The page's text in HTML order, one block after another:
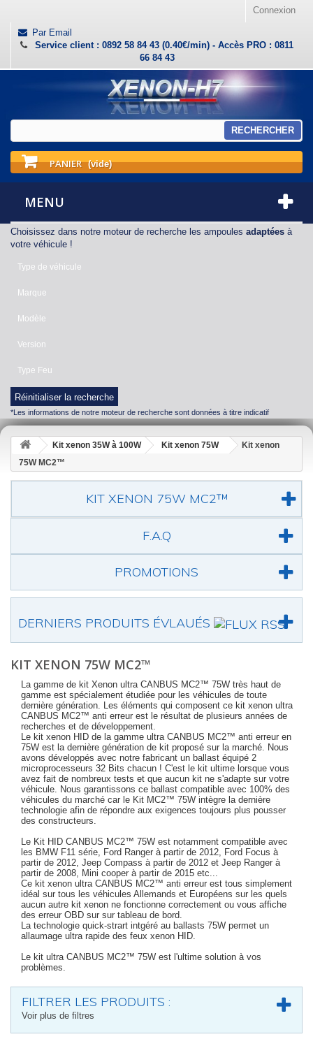
Connexion
Par Email
Service client : 0892 58 84 43 (0.40€/min) - Accès PRO : 0811
66 84 43
RECHERCHER
PANIER (vide)
MENU
Choisissez dans notre moteur de recherche les ampoules adaptées à
votre véhicule !
Type de véhicule
Marque
Modèle
Version
Type Feu
Réinitialiser la recherche
*Les informations de notre moteur de recherche sont données à titre indicatif
Kit xenon 35W à 100W Kit xenon 75W
Kit xenon
75W MC2™
KIT XENON 75W MC2™
F.A.Q
PROMOTIONS
DERNIERS PRODUITS ÉVLAUÉS
KIT XENON 75W MC2™
La gamme de kit Xenon ultra CANBUS MC2™ 75W très haut de
gamme est spécialement étudiée pour les véhicules de toute
dernière génération. Les éléments qui composent ce kit xenon ultra
CANBUS MC2™ anti erreur est le résultat de plusieurs années de
recherches et de développement.
Le kit xenon HID de la gamme ultra CANBUS MC2™ anti erreur en
75W est la dernière génération de kit proposé sur la marché. Nous
avons développés avec notre fabricant un ballast équipé 2
microprocesseurs 32 Bits chacun ! C'est le kit ultime lorsque vous
avez fait de nombreux tests et que aucun kit ne s'adapte sur votre
véhicule. Nous garantissons ce ballast compatible avec 100% des
véhicules du marché car le Kit MC2™ 75W intègre la dernière
technologie afin de répondre aux exigences toujours plus pousser
des constructeurs.
Le Kit HID CANBUS MC2™ 75W est notamment compatible avec
les BMW F11 série, Ford Ranger à partir de 2012, Ford Focus à
partir de 2012, Jeep Compass à partir de 2012 et Jeep Ranger à
partir de 2008, Mini cooper à partir de 2015 etc...
Ce kit xenon ultra CANBUS MC2™ anti erreur est tous simplement
idéal sur tous les véhicules Allemands et Européens sur les quels
aucun autre kit xenon ne fonctionne correctement ou vous affiche
des erreur OBD sur sur tableau de bord.
La technologie quick-strart intgéré au ballasts 75W permet un
allaumage ultra rapide des feux xenon HID.
Le kit ultra CANBUS MC2™ 75W est l'ultime solution à vos
problèmes.
FILTRER LES PRODUITS :
Voir plus de filtres